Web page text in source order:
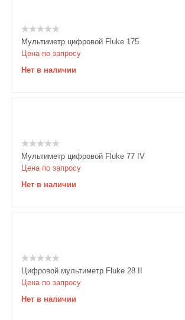
Мультиметр цифровой Fluke 175
Цена по запросу
Нет в наличии
Мультиметр цифровой Fluke 77 IV
Цена по запросу
Нет в наличии
Цифровой мультиметр Fluke 28 II
Цена по запросу
Нет в наличии